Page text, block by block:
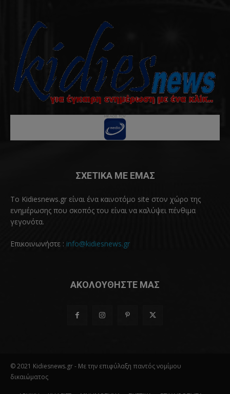
ΣΧΕΤΙΚΑ ΜΕ ΕΜΑΣ
Το Kidiesnews.gr είναι ένα καινοτόμο site στον χώρο της
ενημέρωσης που σκοπός του είναι να καλύψει πένθιμα
γεγονότα.
Επικοινωνήστε : info@kidiesnews.gr
ΑΚΟΛΟΥΘΗΣΤΕ ΜΑΣ
© 2021 Kidiesnews.gr - Με την επιφύλαξη παντός νομίμου
δικαιώματος